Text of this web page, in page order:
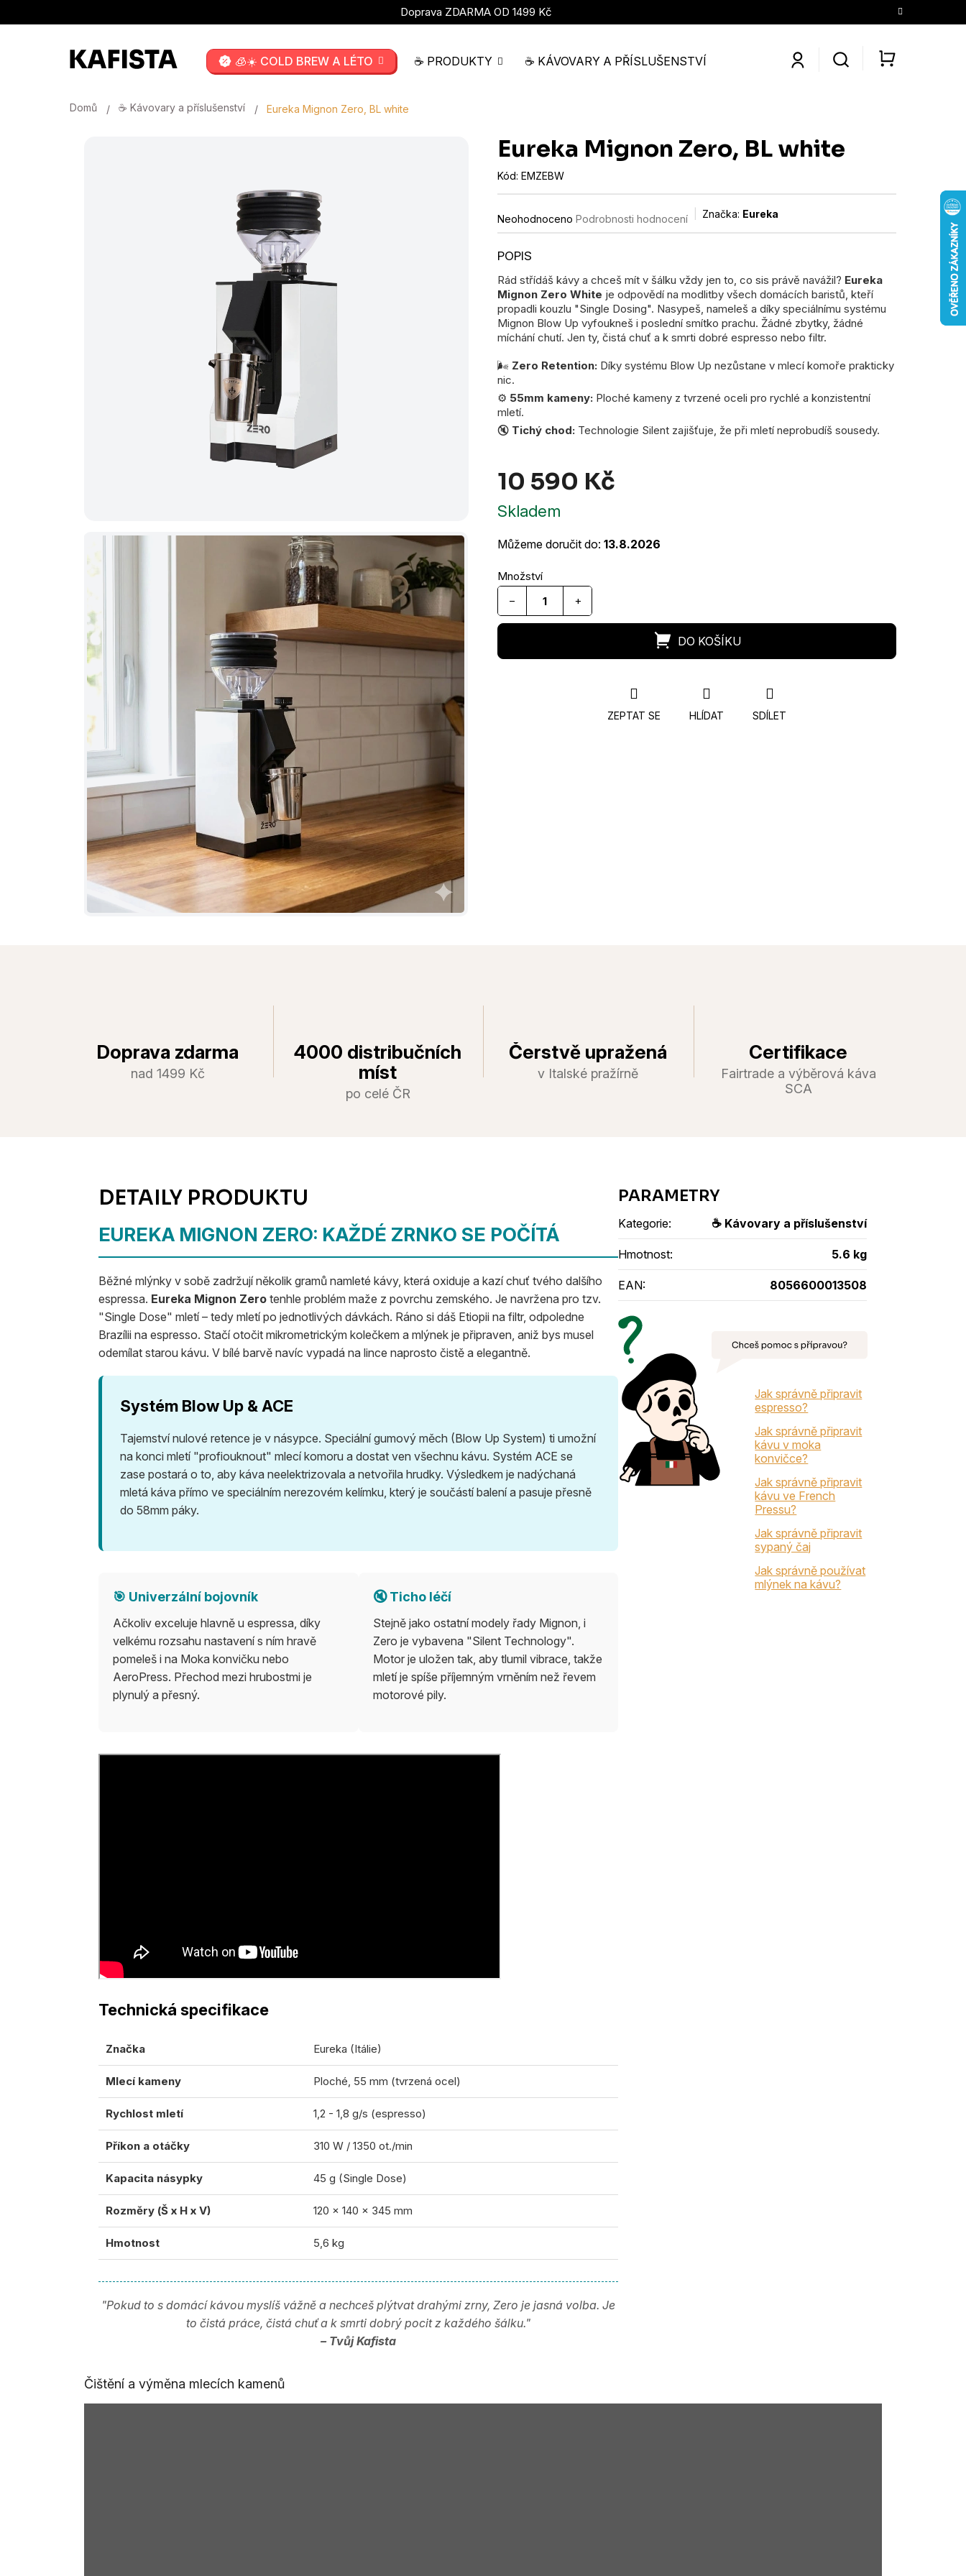
Doprava ZDARMA OD 1499 Kč
🧊☀️ COLD BREW A LÉTO ☕ PRODUKTY ☕ KÁVOVARY A PŘÍSLUŠENSTVÍ KONTAKTY O NÁS
Domů ☕ Kávovary a příslušenství Eureka Mignon Zero, BL white
Eureka Mignon Zero, BL white
Kód: EMZEBW
Průměrné
hodnocení
je
z
5
hvězdiček.
Neohodnoceno Podrobnosti hodnocení Značka: Eureka
Rád střídáš kávy a chceš mít v šálku vždy jen to, co sis právě navážil? Eureka
Mignon Zero White je odpovědí na modlitby všech domácích baristů, kteří
propadli kouzlu "Single Dosing". Nasypeš, nameleš a díky speciálnímu systému
Mignon Blow Up vyfoukneš i poslední smítko prachu. Žádné zbytky, žádné
míchání chutí. Jen ty, čistá chuť a k smrti dobré espresso nebo filtr.
🌬️ Zero Retention: Díky systému Blow Up nezůstane v mlecí komoře prakticky
nic.
⚙️ 55mm kameny: Ploché kameny z tvrzené oceli pro rychlé a konzistentní
mletí.
🔇 Tichý chod: Technologie Silent zajišťuje, že při mletí neprobudíš sousedy.
10 590 Kč
Skladem
Můžeme doručit do: 13.8.2026
+
−
ZEPTAT SE HLÍDAT SDÍLET
Doprava zdarma
nad 1499 Kč
4000 distribučních
míst
po celé ČR
Čerstvě upražená
v Italské pražírně
Certifikace
Fairtrade a výběrová káva
SCA
EUREKA MIGNON ZERO: KAŽDÉ ZRNKO SE POČÍTÁ
Běžné mlýnky v sobě zadržují několik gramů namleté kávy, která oxiduje a kazí chuť tvého dalšího
espressa. Eureka Mignon Zero tenhle problém maže z povrchu zemského. Je navržena pro tzv.
"Single Dose" mletí – tedy mletí po jednotlivých dávkách. Ráno si dáš Etiopii na filtr, odpoledne
Brazílii na espresso. Stačí otočit mikrometrickým kolečkem a mlýnek je připraven, aniž bys musel
odemílat starou kávu. V bílé barvě navíc vypadá na lince naprosto čistě a elegantně.
Systém Blow Up & ACE
Tajemství nulové retence je v násypce. Speciální gumový měch (Blow Up System) ti umožní
na konci mletí "profiouknout" mlecí komoru a dostat ven všechnu kávu. Systém ACE se
zase postará o to, aby káva neelektrizovala a netvořila hrudky. Výsledkem je nadýchaná
mletá káva přímo ve speciálním nerezovém kelímku, který je součástí balení a pasuje přesně
do 58mm páky.
🎯 Univerzální bojovník
Ačkoliv exceluje hlavně u espressa, díky
velkému rozsahu nastavení s ním hravě
pomeleš i na Moka konvičku nebo
AeroPress. Přechod mezi hrubostmi je
plynulý a přesný.
🔇 Ticho léčí
Stejně jako ostatní modely řady Mignon, i
Zero je vybavena "Silent Technology".
Motor je uložen tak, aby tlumil vibrace, takže
mletí je spíše příjemným vrněním než řevem
motorové pily.
Technická specifikace
Značka Eureka (Itálie)
Mlecí kameny Ploché, 55 mm (tvrzená ocel)
Rychlost mletí 1,2 - 1,8 g/s (espresso)
Příkon a otáčky 310 W / 1350 ot./min
Kapacita násypky 45 g (Single Dose)
Rozměry (Š x H x V) 120 x 140 x 345 mm
Hmotnost 5,6 kg
"Pokud to s domácí kávou myslíš vážně a nechceš plýtvat drahými zrny, Zero je jasná volba. Je
to čistá práce, čistá chuť a k smrti dobrý pocit z každého šálku."
– Tvůj Kafista
Kategorie: ☕ Kávovary a příslušenství
Hmotnost: 5.6 kg
EAN: 8056600013508
Jak správně připravit
espresso?
Jak správně připravit
kávu v moka
konvičce?
Jak správně připravit
kávu ve French
Pressu?
Jak správně připravit
sypaný čaj
Jak správně používat
mlýnek na kávu?
Čištění a výměna mlecích kamenů